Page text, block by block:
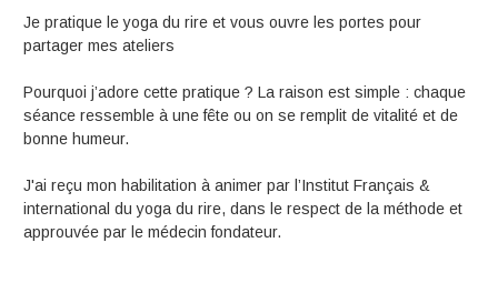
Je pratique le yoga du rire et vous ouvre les portes pour
partager mes ateliers
Pourquoi j’adore cette pratique ? La raison est simple : chaque
séance ressemble à une fête ou on se remplit de vitalité et de
bonne humeur.
J'ai reçu mon habilitation à animer par l’Institut Français &
international du yoga du rire, dans le respect de la méthode et
approuvée par le médecin fondateur.